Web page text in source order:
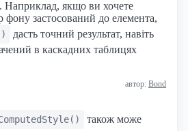
Наприклад, якщо ви хочете
фону застосований до елемента,
дасть точний результат, навіть
в каскадних таблицях
автор: Bond
також може